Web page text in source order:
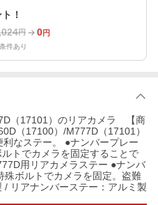
！
円 0円
件あり
（17101）のリアカメラ 【商
（17100）/M777D（17101）
なステー。 ●ナンバープレー
トでカメラを固定することで
用リアカメラステー ●ナンバ
ボルトでカメラを固定。盗難
リアナンバーステー：アルミ製